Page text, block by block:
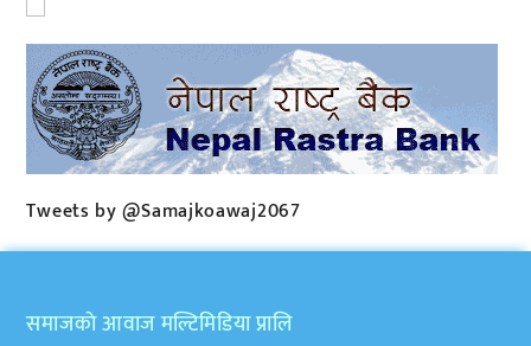
Tweets by @Samajkoawaj2067
समाजकाे आवाज मल्टिमिडिया प्रालि